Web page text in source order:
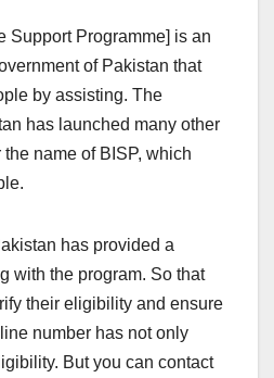
Support Programme] is an
of Pakistan that
by assisting. The
has launched many other
name of BISP, which
has provided a
with the program. So that
their eligibility and ensure
number has not only
But you can contact